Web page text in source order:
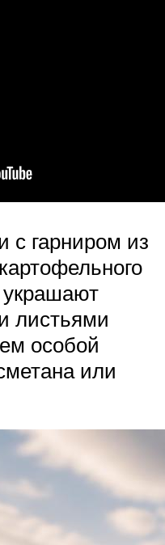
с гарниром из
листьями
особой
или